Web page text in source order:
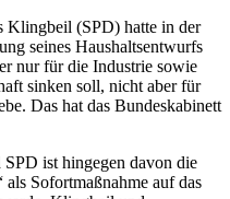
Klingbeil (SPD) hatte in der
seines Haushaltsentwurfs
nur für die Industrie sowie
sinken soll, nicht aber für
Das hat das Bundeskabinett
ist hingegen davon die
als Sofortmaßnahme auf das